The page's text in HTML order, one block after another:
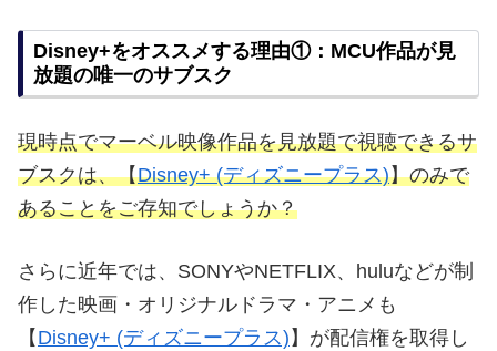
Disney+をオススメする理由①：MCU作品が見
放題の唯一のサブスク
現時点でマーベル映像作品を見放題で視聴できるサ
ブスクは、【Disney+ (ディズニープラス)】のみで
あることをご存知でしょうか？
さらに近年では、SONYやNETFLIX、huluなどが制
作した映画・オリジナルドラマ・アニメも
【 Disney+ (ディズニープラス) 】が配信権を取得し